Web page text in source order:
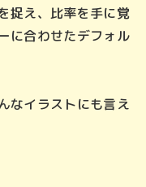
捉え、比率を手に覚
に合わせたデフォル
なイラストにも言え